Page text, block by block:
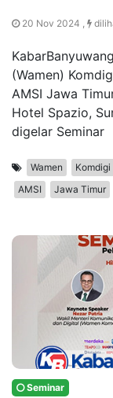
20 Nov 2024 ,
(Wamen)
AMSI Jawa
Hotel Spazio,
digelar Seminar
Wamen Komdigi
AMSI
Jawa Timur
Seminar